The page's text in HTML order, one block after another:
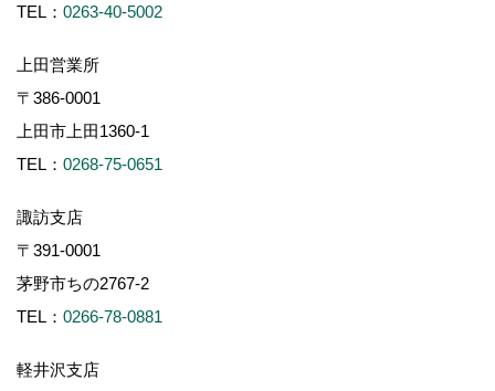
TEL： 0263-40-5002
上田営業所
〒386-0001
上田市上田1360-1
TEL： 0268-75-0651
諏訪支店
〒391-0001
茅野市ちの2767-2
TEL： 0266-78-0881
軽井沢支店